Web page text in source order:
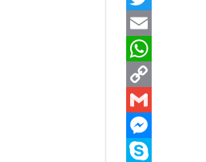
a
c
e
b
o
o
T
w
t
t
e
E
m
a
W
h
a
t
C
o
p
G
m
M